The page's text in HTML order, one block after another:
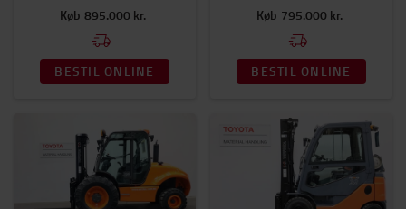
(11)
Køb 895.000 kr.
BESTIL ONLINE
Køb 795.000 kr.
BESTIL ONLINE